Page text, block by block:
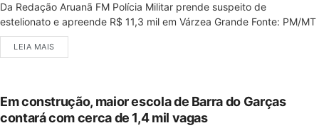
Da Redação Aruanã FM Polícia Militar prende suspeito de
estelionato e apreende R$ 11,3 mil em Várzea Grande Fonte: PM/MT
LEIA MAIS
Em construção, maior escola de Barra do Garças
contará com cerca de 1,4 mil vagas